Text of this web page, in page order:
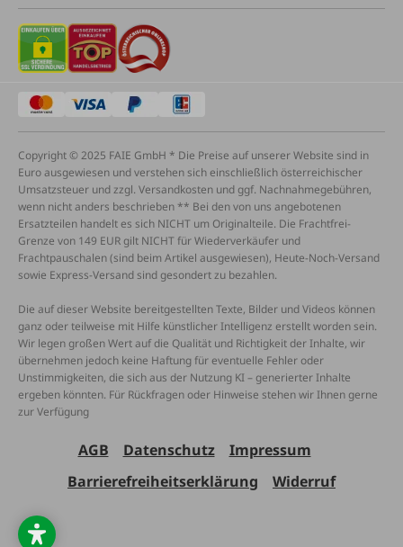
Copyright © 2025 FAIE GmbH * Die Preise auf unserer Website sind in
Euro ausgewiesen und verstehen sich einschließlich österreichischer
Umsatzsteuer und zzgl. Versandkosten und ggf. Nachnahmegebühren,
wenn nicht anders beschrieben ** Bei den von uns angebotenen
Ersatzteilen handelt es sich NICHT um Originalteile. Die Frachtfrei-
Grenze von 149 EUR gilt NICHT für Wiederverkäufer und
Frachtpauschalen (sind beim Artikel ausgewiesen), Heute-Noch-Versand
sowie Express-Versand sind gesondert zu bezahlen.
Die auf dieser Website bereitgestellten Texte, Bilder und Videos können
ganz oder teilweise mit Hilfe künstlicher Intelligenz erstellt worden sein.
Wir legen großen Wert auf die Qualität und Richtigkeit der Inhalte, wir
übernehmen jedoch keine Haftung für eventuelle Fehler oder
Unstimmigkeiten, die sich aus der Nutzung KI – generierter Inhalte
ergeben könnten. Für Rückfragen oder Hinweise stehen wir Ihnen gerne
zur Verfügung
AGB Datenschutz
Impressum
Barrierefreiheitserklärung
Widerruf